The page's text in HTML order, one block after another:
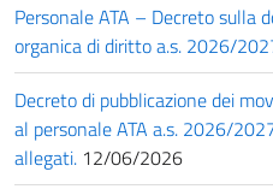
Personale ATA – Decreto sulla
organica di diritto a.s. 2026/
Decreto di pubblicazione dei
al personale ATA a.s. 2026/
allegati. 12/06/2026